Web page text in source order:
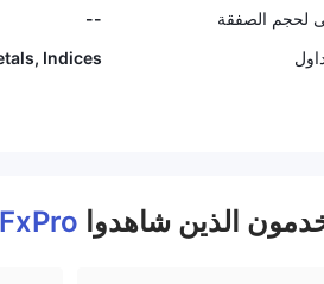
لحجم الصفقة
--
Indices
الذين شاهدوا